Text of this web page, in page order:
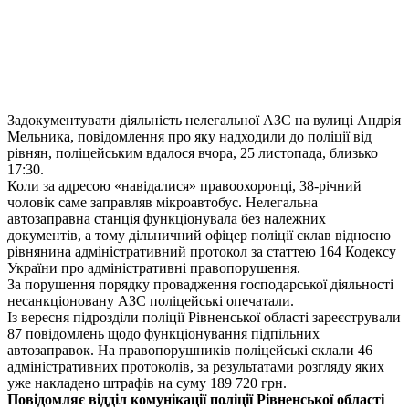
Задокументувати діяльність нелегальної АЗС на вулиці Андрія
Мельника, повідомлення про яку надходили до поліції від
рівнян, поліцейським вдалося вчора, 25 листопада, близько
17:30.
Коли за адресою «навідалися» правоохоронці, 38-річний
чоловік саме заправляв мікроавтобус. Нелегальна
автозаправна станція функціонувала без належних
документів, а тому дільничний офіцер поліції склав відносно
рівнянина адміністративний протокол за статтею 164 Кодексу
України про адміністративні правопорушення.
За порушення порядку провадження господарської діяльності
несанкціоновану АЗС поліцейські опечатали.
Із вересня підрозділи поліції Рівненської області зареєстрували
87 повідомлень щодо функціонування підпільних
автозаправок. На правопорушників поліцейські склали 46
адміністративних протоколів, за результатами розгляду яких
уже накладено штрафів на суму 189 720 грн.
Повідомляє відділ комунікації поліції Рівненської області